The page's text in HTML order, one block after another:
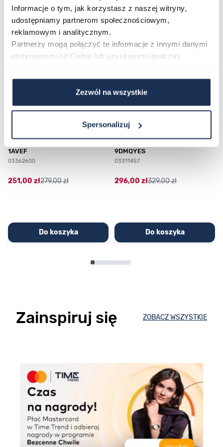
Informacje o tym, jak korzystasz z naszej witryny,
udostępniamy partnerom społecznościowym,
reklamowym i analitycznym.
Partnerzy mogą połączyć te informacje z innymi danymi
otrzymanymi od Ciebie lub uzyskanymi podczas
Zezwól na wszystkie
Spersonalizuj
Poruszanie się po elementach karuzeli jest możliwe za pomocą
Naciśnij, aby pominąć karuzelę
Naciśnij, aby przejść do nawigacji karuzeli
1AVEF
03362600
251,00 zł279,00 zł
Do koszyka
9DMQYES
03311457
296,00 zł329,00 zł
Do koszyka
Zainspiruj się ZOBACZ WSZYSTKIE